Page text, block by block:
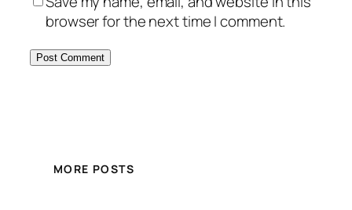
browser for the next time I comment.
MORE POSTS